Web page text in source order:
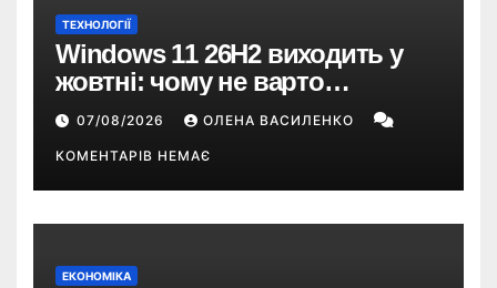
ТЕХНОЛОГІЇ
Windows 11 26H2 виходить у
жовтні: чому не варто
пропускати це оновлення
07/08/2026 ОЛЕНА ВАСИЛЕНКО
КОМЕНТАРІВ НЕМАЄ
ЕКОНОМІКА